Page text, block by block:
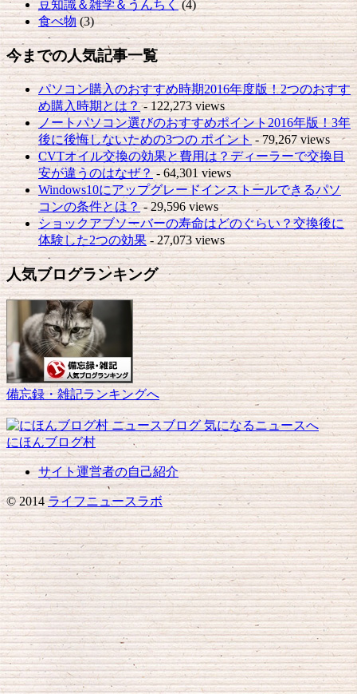
豆知識＆雑学＆うんちく(4)
食べ物(3)
今までの人気記事一覧
パソコン購入のおすすめ時期2016年度版！2つのおすす
め購入時期とは？- 122,273 views
ノートパソコン選びのおすすめポイント2016年版！3年
後に後悔しないための3つの ポイント- 79,267 views
CVTオイル交換の効果と費用は？ディーラーで交換目
安が違うのはなぜ？- 64,301 views
Windows10にアップグレードインストールできるパソ
コンの条件とは？- 29,596 views
ショックアブソーバーの寿命はどのぐらい？交換後に
体験した2つの効果- 27,073 views
人気ブログランキング
備忘録・雑記ランキングへ
にほんブログ村
サイト運営者の自己紹介
© 2014ライフニュースラボ